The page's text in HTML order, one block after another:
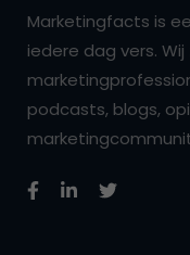
Marketingfacts is
iedere dag vers.
podcasts, blogs,